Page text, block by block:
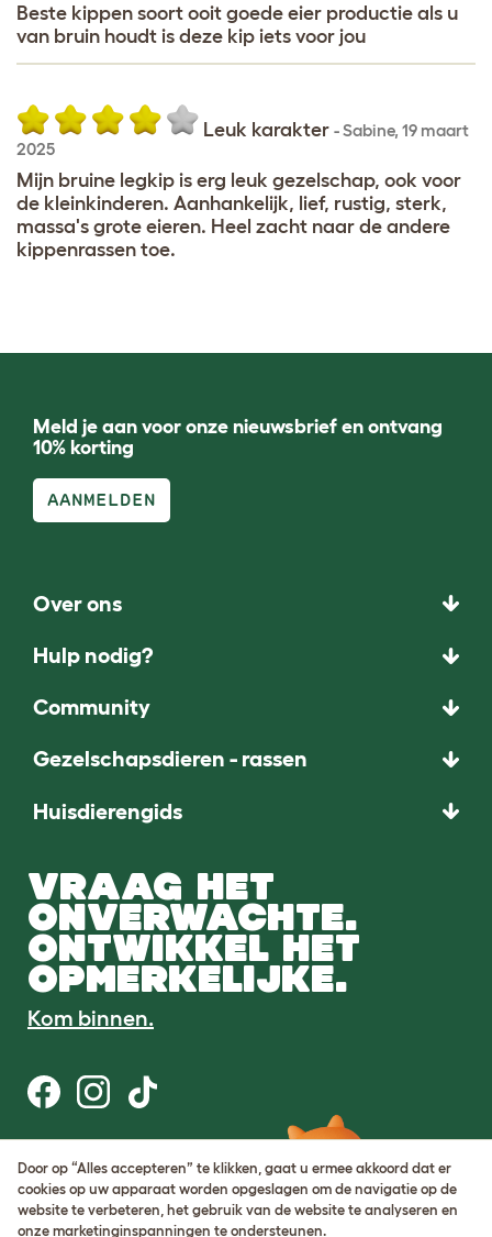
Beste kippen soort ooit goede eier productie als u
van bruin houdt is deze kip iets voor jou
Leuk karakter -Sabine, 19 maart
2025
Mijn bruine legkip is erg leuk gezelschap, ook voor
de kleinkinderen. Aanhankelijk, lief, rustig, sterk,
massa's grote eieren. Heel zacht naar de andere
kippenrassen toe.
Meld je aan voor onze nieuwsbrief en ontvang
10% korting
AANMELDEN
Over ons
Hulp nodig?
Community
Gezelschapsdieren - rassen
Huisdierengids
VRAAG HET
ONVERWACHTE.
ONTWIKKEL HET
OPMERKELIJKE.
Kom binnen.
Gebruiksvoorwaarden
Cookie & privacybeleid
Cookie Settings
Sitemap
Door op “Alles accepteren” te klikken, gaat u ermee akkoord dat er
cookies op uw apparaat worden opgeslagen om de navigatie op de
website te verbeteren, het gebruik van de website te analyseren en
onze marketinginspanningen te ondersteunen.